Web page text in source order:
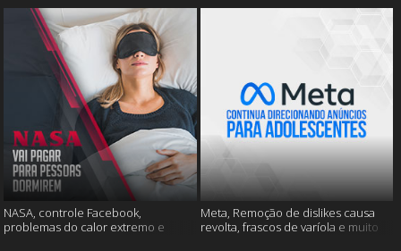
NASA, controle Facebook,
problemas do calor extremo e
Meta, Remoção de dislikes causa
revolta, frascos de varíola e muito